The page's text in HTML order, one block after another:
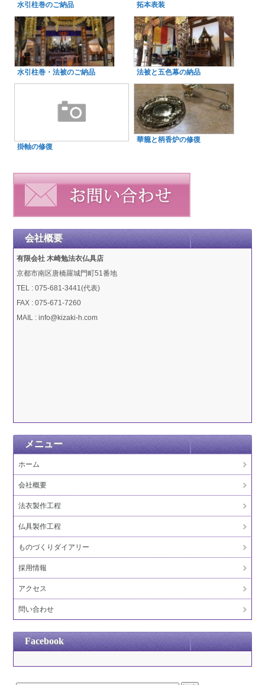
水引柱巻のご納品 拓本表装
水引柱巻・法被のご納品 法被と五色幕の納品
掛軸の修復
華籠と柄香炉の修復
会社概要
有限会社 木崎勉法衣仏具店
京都市南区唐橋羅城門町51番地
TEL : 075-681-3441(代表)
FAX : 075-671-7260
MAIL : info@kizaki-h.com
メニュー
ホーム
会社概要
法衣製作工程
仏具製作工程
ものづくりダイアリー
採用情報
アクセス
問い合わせ
Facebook